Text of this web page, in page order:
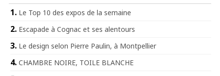
Le Top 10 des expos de la semaine
Escapade à Cognac et ses alentours
Le design selon Pierre Paulin, à Montpellier
CHAMBRE NOIRE, TOILE BLANCHE